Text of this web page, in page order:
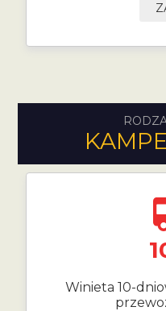
Winieta 10-